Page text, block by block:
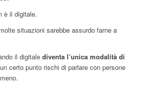
è il digitale.
situazioni sarebbe assurdo farne a
il digitale diventa l’unica modalità di
certo punto rischi di parlare con persone